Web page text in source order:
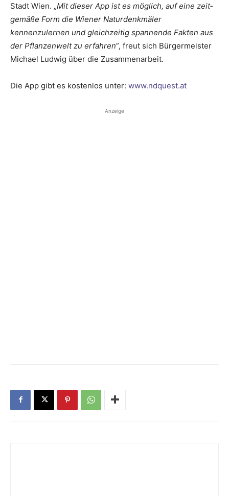
Stadt Wien. „Mit dieser App ist es möglich, auf eine zeit­
gemäße Form die Wiener Naturdenkmäler
kennenzulernen und gleichzeitig spannende Fakten aus
der Pflanzenwelt zu erfahren”, freut sich Bürgermeister
Michael Ludwig über die Zusammenarbeit.
Die App gibt es kostenlos unter: www.ndquest.at
Anzeige